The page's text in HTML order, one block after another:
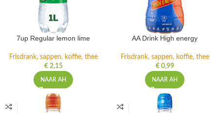
7up Regular lemon lime
Frisdrank, sappen, koffie, thee
€2,15
NAAR AH
AA Drink High energy
Frisdrank, sappen, koffie, thee
€0,99
NAAR AH